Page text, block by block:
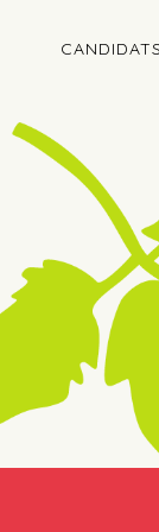
CANDIDATS